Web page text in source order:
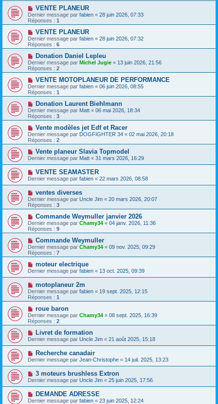
VENTE PLANEUR
Dernier message par fabien « 28 juin 2026, 07:33
Réponses : 1
VENTE PLANEUR
Dernier message par fabien « 28 juin 2026, 07:32
Réponses : 6
Donation Daniel Lepleu
Dernier message par Michel Jugie « 13 juin 2026, 21:56
Réponses : 2
VENTE MOTOPLANEUR DE PERFORMANCE
Dernier message par fabien « 06 juin 2026, 08:55
Réponses : 1
Donation Laurent Biehlmann
Dernier message par Matt « 06 mai 2026, 18:34
Réponses : 3
Vente modèles jet Edf et Racer
Dernier message par DOGFIGHTER 34 « 02 mai 2026, 20:18
Réponses : 2
Vente planeur Slavia Topmodel
Dernier message par Matt « 31 mars 2026, 16:29
VENTE SEAMASTER
Dernier message par fabien « 22 mars 2026, 08:58
ventes diverses
Dernier message par Uncle Jim « 20 mars 2026, 20:07
Réponses : 3
Commande Weymuller janvier 2026
Dernier message par Chamy34 « 04 janv. 2026, 11:36
Réponses : 9
Commande Weymuller
Dernier message par Chamy34 « 09 nov. 2025, 09:29
Réponses : 7
moteur electrique
Dernier message par fabien « 13 oct. 2025, 09:39
motoplaneur 2m
Dernier message par fabien « 19 sept. 2025, 12:15
Réponses : 1
roue baron
Dernier message par Chamy34 « 08 sept. 2025, 16:39
Réponses : 2
Livret de formation
Dernier message par Uncle Jim « 21 août 2025, 15:18
Recherche canadair
Dernier message par Jean-Christophe « 14 juil. 2025, 13:23
3 moteurs brushless Extron
Dernier message par Uncle Jim « 25 juin 2025, 17:56
DEMANDE ADRESSE
Dernier message par fabien « 23 juin 2025, 12:24